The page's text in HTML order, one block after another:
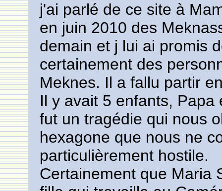
j'ai parlé de ce site à
en juin 2010 des
demain et j lui ai promis
certainement des
Meknes. Il a fallu partir
Il y avait 5 enfants,
fut un tragédie qui nous
hexagone que nous ne
particulièrement hostile.
Certainement que Maria